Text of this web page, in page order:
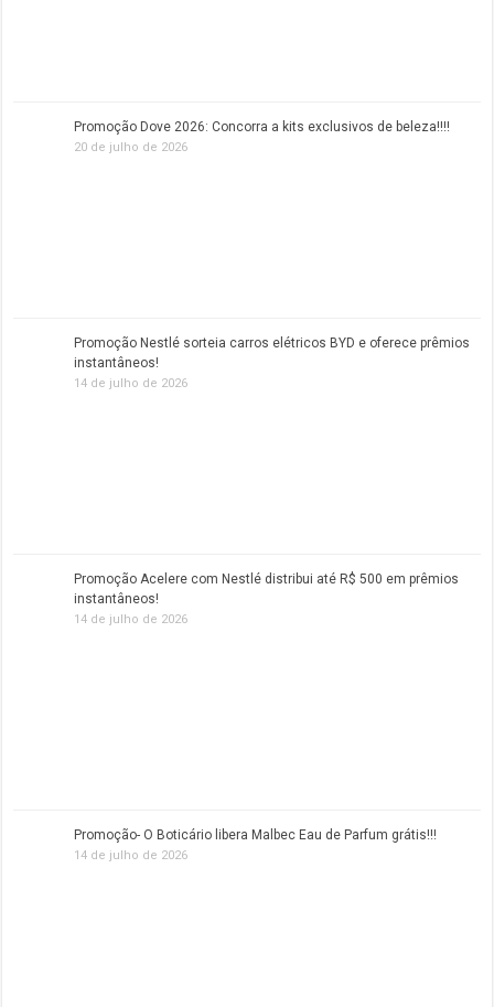
Promoção Dove 2026: Concorra a kits exclusivos de beleza!!!!
20 de julho de 2026
Promoção Nestlé sorteia carros elétricos BYD e oferece prêmios
instantâneos!
14 de julho de 2026
Promoção Acelere com Nestlé distribui até R$ 500 em prêmios
instantâneos!
14 de julho de 2026
Promoção- O Boticário libera Malbec Eau de Parfum grátis!!!
14 de julho de 2026